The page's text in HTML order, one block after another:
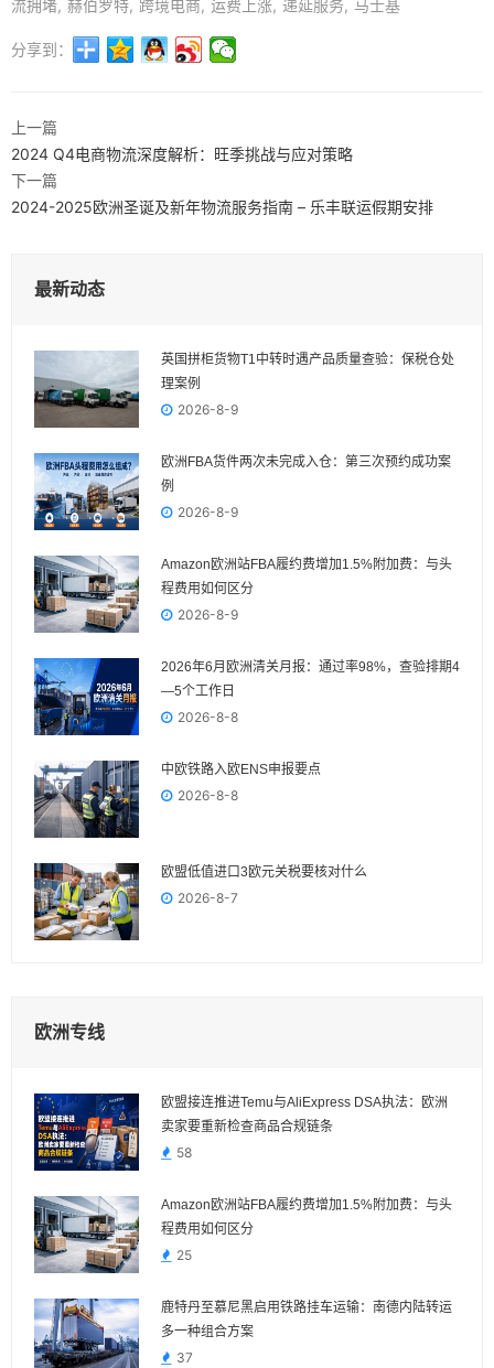
流拥堵 赫伯罗特 跨境电商 运费上涨 递延服务 马士基
分享到：
上一篇
2024 Q4电商物流深度解析：旺季挑战与应对策略
下一篇
2024-2025欧洲圣诞及新年物流服务指南 – 乐丰联运假期安排
最新动态
英国拼柜货物T1中转时遇产品质量查验：保税仓处
理案例
2026-8-9
欧洲FBA货件两次未完成入仓：第三次预约成功案
例
2026-8-9
Amazon欧洲站FBA履约费增加1.5%附加费：与头
程费用如何区分
2026-8-9
2026年6月欧洲清关月报：通过率98%，查验排期4
—5个工作日
2026-8-8
中欧铁路入欧ENS申报要点
2026-8-8
欧盟低值进口3欧元关税要核对什么
2026-8-7
欧洲专线
欧盟接连推进Temu与AliExpress DSA执法：欧洲
卖家要重新检查商品合规链条
58
Amazon欧洲站FBA履约费增加1.5%附加费：与头
程费用如何区分
25
鹿特丹至慕尼黑启用铁路挂车运输：南德内陆转运
多一种组合方案
37